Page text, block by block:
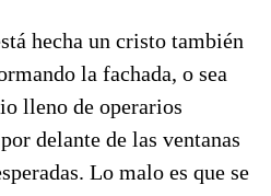
hecha un cristo también
la fachada, o sea
lleno de operarios
delante de las ventanas
Lo malo es que se